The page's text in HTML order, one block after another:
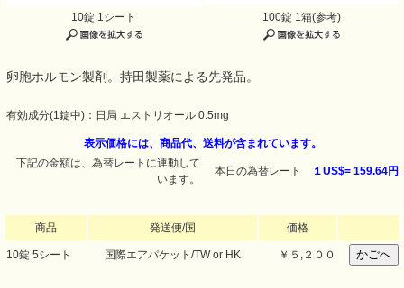
10錠 1シート 100錠 1箱(参考)
卵胞ホルモン製剤。持田製薬による先発品。
有効成分(1錠中)：日局 エストリオール 0.5mg
表示価格には、商品代、送料が含まれています。
下記の金額は、為替レートに連動して
います。
本日の為替レート １US$= 159.64円
商品 発送便/国 価格
10錠 5シート 国際エアパケット/TW or HK ￥５,２００